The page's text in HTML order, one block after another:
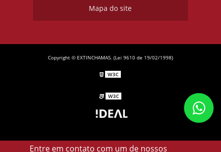
Entre em contato com um de nossos
Mapa do site
Copyright © EXTINCHAMAS. (Lei 9610 de 19/02/1998)
W3C
W3C